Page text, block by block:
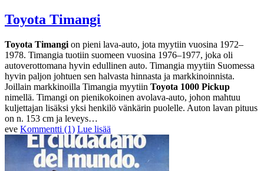
Toyota Timangi
Toyota Timangi on pieni lava-auto, jota myytiin vuosina 1972–
1978. Timangia tuotiin suomeen vuosina 1976–1977, joka oli
autoverottomana hyvin edullinen auto. Timangia myytiin Suomessa
hyvin paljon johtuen sen halvasta hinnasta ja markkinoinnista.
Joillain markkinoilla Timangia myytiin Toyota 1000 Pickup
nimellä. Timangi on pienikokoinen avolava-auto, johon mahtuu
kuljettajan lisäksi yksi henkilö vänkärin puolelle. Auton lavan pituus
on n. 153 cm ja leveys…
eve Kommentti (1) Lue lisää